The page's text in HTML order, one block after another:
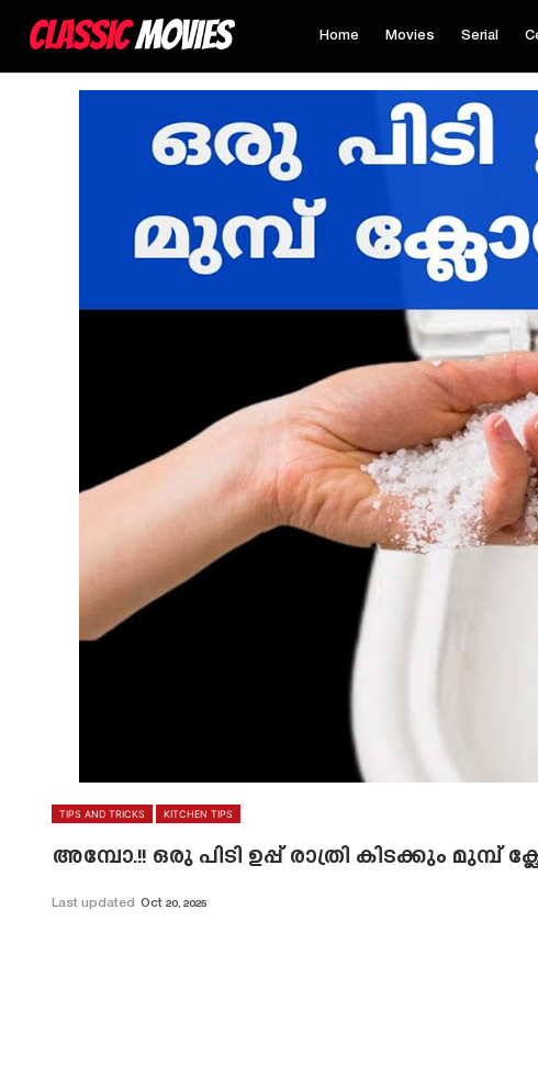
Home Movies Serial
TIPS AND TRICKS KITCHEN TIPS
അമ്പോ.!! ഒരു പിടി ഉപ്പ് രാത്രി കിടക്കും മുമ്പ്
Last updated Oct 20, 2025